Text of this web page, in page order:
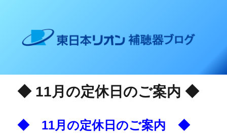
東日本リオン 補聴器ブログ
◆ 11月の定休日のご案内 ◆
◆ 11月の定休日のご案内 ◆